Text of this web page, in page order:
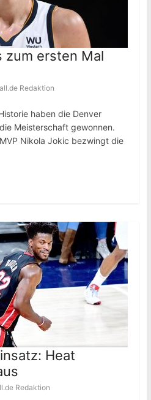
zum ersten Mal
Redaktion
haben die Denver
Meisterschaft gewonnen.
Nikola Jokic bezwingt die
Heat
Redaktion